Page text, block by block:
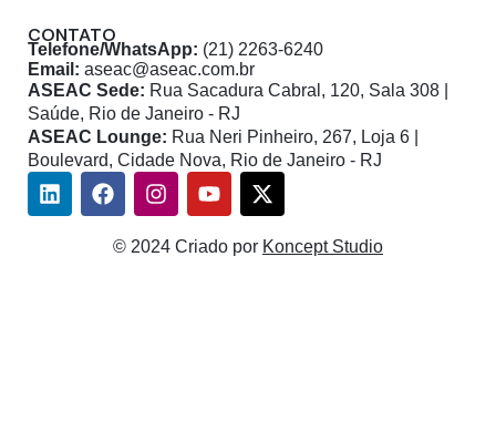
CONTATO
Telefone/WhatsApp: (21) 2263-6240
Email: aseac@aseac.com.br
ASEAC Sede: Rua Sacadura Cabral, 120, Sala 308 |
Saúde, Rio de Janeiro - RJ
ASEAC Lounge: Rua Neri Pinheiro, 267, Loja 6 |
Boulevard, Cidade Nova, Rio de Janeiro - RJ
LinkedinFacebookInstagram
Youtube
X-
twitter
© 2024 Criado por Koncept Studio